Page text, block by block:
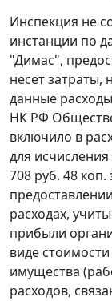
Инспекция не
инстанции по
"Димас",
несет
данные
НК РФ
включило в
для
708 руб. 48
расходах,
прибыли
виде
имущества
расходов,